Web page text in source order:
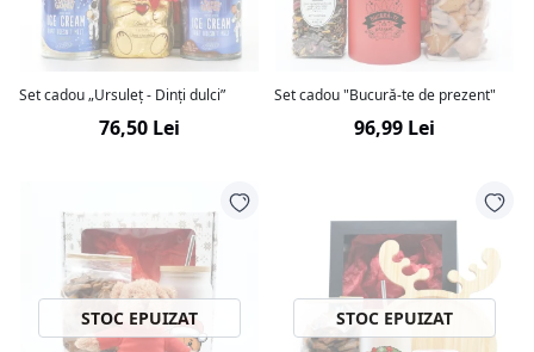
Set cadou „Ursuleț - Dinți dulci”
76,50 Lei
Set cadou "Bucură-te de prezent"
96,99 Lei
STOC EPUIZAT STOC EPUIZAT